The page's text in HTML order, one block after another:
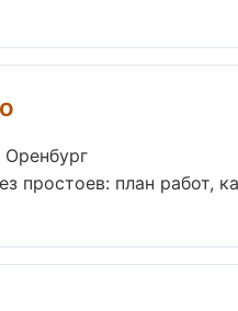
простоев: план работ,